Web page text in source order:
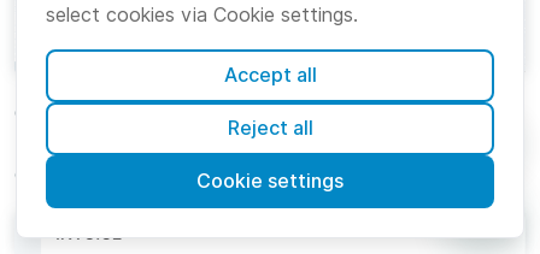
O cliente receberá um e-mail contendo um link para
baixar a fatura em PDF, juntamente com um PIN de
quatro dígitos para abrir o arquivo.
select cookies via Cookie settings.
Accept all
Reject all
Cookie settings